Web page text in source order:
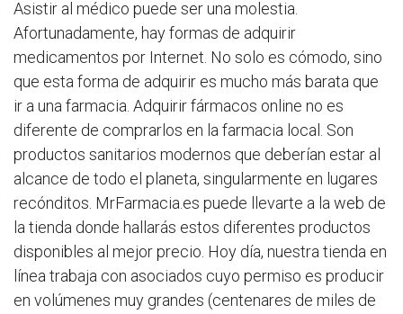
Asistir al médico puede ser una molestia.
Afortunadamente, hay formas de adquirir
medicamentos por Internet. No solo es cómodo, sino
que esta forma de adquirir es mucho más barata que
ir a una farmacia. Adquirir fármacos online no es
diferente de comprarlos en la farmacia local. Son
productos sanitarios modernos que deberían estar al
alcance de todo el planeta, singularmente en lugares
recónditos. MrFarmacia.es puede llevarte a la web de
la tienda donde hallarás estos diferentes productos
disponibles al mejor precio. Hoy día, nuestra tienda en
línea trabaja con asociados cuyo permiso es producir
en volúmenes muy grandes (centenares de miles de